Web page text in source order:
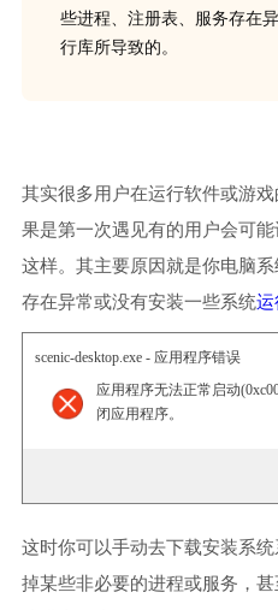
些进程、注册表、服务存在
行库所导致的。
其实很多用户在运行软件或游
果是第一次遇见有的用户会可
这样。其主要原因就是你电脑
存在异常或没有安装一些系统运
scenic-desktop.exe - 应用程序错误
应用程序无法正常启动
闭应用程序。
这时你可以手动去下载安装系
掉某些非必要的进程或服务，